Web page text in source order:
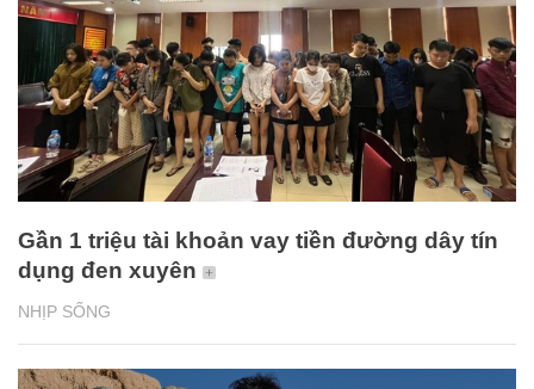
NHỊP SỐNG
Gần 1 triệu tài khoản vay tiền đường dây tín
dụng đen xuyên